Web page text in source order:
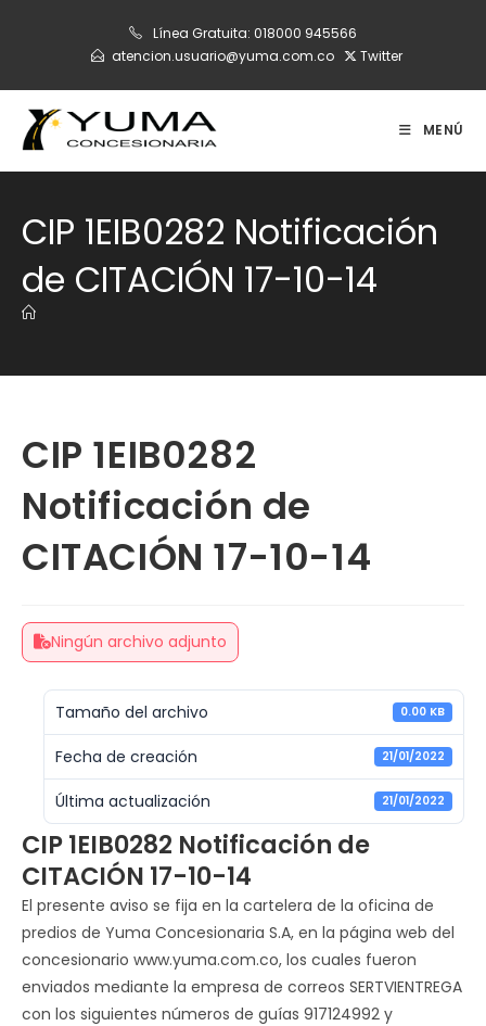
Línea Gratuita: 018000 945566
atencion.usuario@yuma.com.co
Twitter
MENÚ
CIP 1EIB0282 Notificación
de CITACIÓN 17-10-14
CIP 1EIB0282
Notificación de
CITACIÓN 17-10-14
Ningún archivo adjunto
Tamaño del archivo 0.00 KB
Fecha de creación 21/01/2022
Última actualización 21/01/2022
CIP 1EIB0282 Notificación de
CITACIÓN 17-10-14
El presente aviso se fija en la cartelera de la oficina de
predios de Yuma Concesionaria S.A, en la página web del
concesionario www.yuma.com.co, los cuales fueron
enviados mediante la empresa de correos SERTVIENTREGA
con los siguientes números de guías 917124992 y